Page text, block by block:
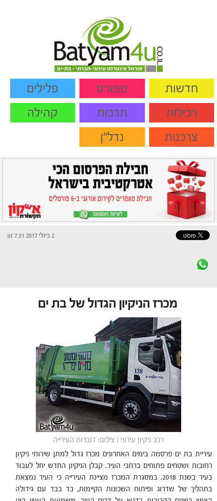
חדשות ספורט
פלילים
רכילות
תרבות
קהילה
צרכנות
נדל"ן
2 ביולי 2017 at 7:31
מכרז הניקיון הגדול של בת ים
רכב ניקיון עירוני | צילום: דוברות העירייה
עיריית בת ים פרסמה בימים האחרונים מכרז גדול למתן שירותי ניקיון
רחובות ושטחים פתוחים ברחבי העיר. קבלן הניקיון החדש יחל לעבוד
בעיר בשנת 2018. במסגרת המכרז מציינת העירייה כי העיר נמצאת
בתהליך של שדרוג ופיתוח השכונות הקיימות, בד בבד עם גידולה